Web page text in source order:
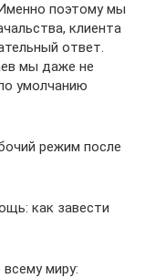
поэтому мы
клиента
ответ.
мы даже не
умолчанию
режим после
как завести
миру: